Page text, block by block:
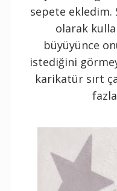
sepete ekledim.
olarak
büyüyünce
istediğini
karikatür sırt